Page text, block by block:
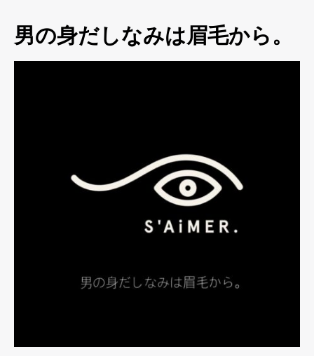
男の身だしなみは眉毛から。